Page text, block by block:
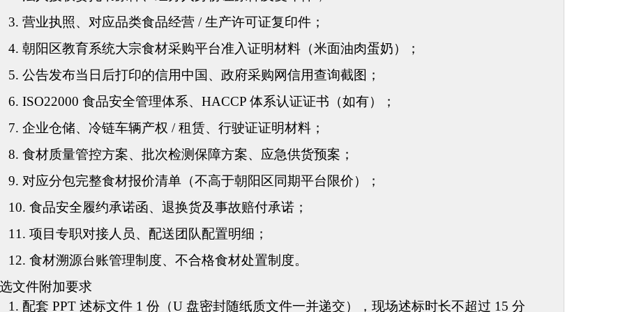
3. 营业执照、对应品类食品经营 / 生产许可证复印件；
4. 朝阳区教育系统大宗食材采购平台准入证明材料 （米面油肉蛋奶）
；
5. 公告发布当日后打印的信用中国、政府采购网信用查询截图；
6. ISO22000 食品安全管理体系、HACCP 体系认证证书（如有）；
7. 企业仓储、冷链车辆产权 / 租赁、行驶证证明材料；
8. 食材质量管控方案、批次检测保障方案、应急供货预案；
9. 对应分包完整食材报价清单（不高于朝阳区同期平台限价）；
10. 食品安全履约承诺函、退换货及事故赔付承诺；
11. 项目专职对接人员、配送团队配置明细；
12. 食材溯源台账管理制度、不合格食材处置制度。
文件附加要求
1. 配套 PPT 述标文件 1 份（U 盘密封随纸质文件一并递交），现场述标时长不超过 15 分